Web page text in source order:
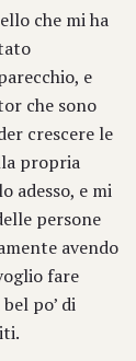
che mi ha
e
che sono
crescere le
propria
adesso, e mi
persone
avendo
fare
po’ di